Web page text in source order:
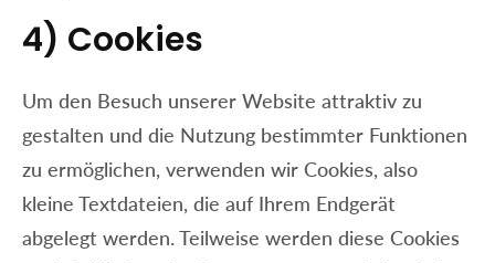
4) Cookies
Um den Besuch unserer Website attraktiv zu
gestalten und die Nutzung bestimmter Funktionen
zu ermöglichen, verwenden wir Cookies, also
kleine Textdateien, die auf Ihrem Endgerät
abgelegt werden. Teilweise werden diese Cookies